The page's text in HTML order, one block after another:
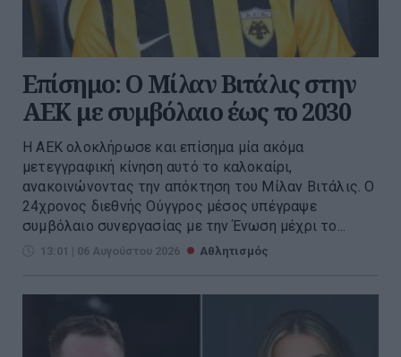
Επίσημο: Ο Μίλαν Βιτάλις στην
ΑΕΚ με συμβόλαιο έως το 2030
Η ΑΕΚ ολοκλήρωσε και επίσημα μία ακόμα
μετεγγραφική κίνηση αυτό το καλοκαίρι,
ανακοινώνοντας την απόκτηση του Μίλαν Βιτάλις. Ο
24χρονος διεθνής Ούγγρος μέσος υπέγραψε
συμβόλαιο συνεργασίας με την Ένωση μέχρι το...
13:01 | 06 Αυγούστου 2026 Αθλητισμός